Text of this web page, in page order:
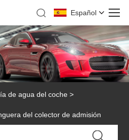
Español
de agua del coche >
del colector de admisión